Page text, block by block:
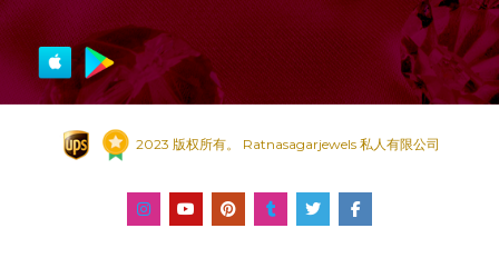
2023 版权所有。 Ratnasagarjewels 私人有限公司